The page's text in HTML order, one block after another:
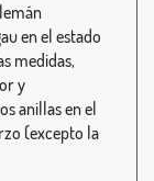
en el estado
medidas,
y
anillas en el
(excepto la